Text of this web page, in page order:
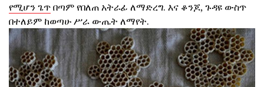
የሚሆን ጌጥበጣም የበለጠ አትራፊ ለማድረግ. እና ቆንጆ, ጉዳዩ ውስጥ
በተለይም ከወጣሁ ሥራ ውጤት ለማየት.